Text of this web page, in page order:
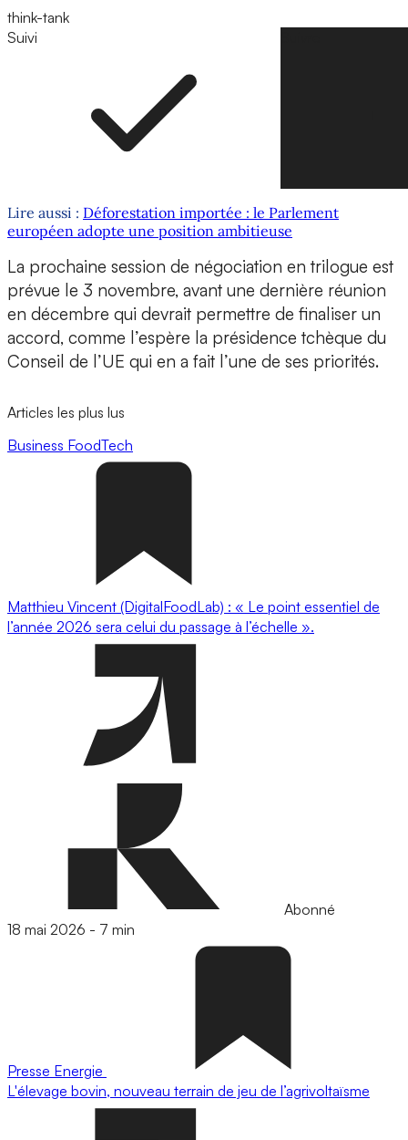
think-tank
Suivi
Lire aussi : Déforestation importée : le Parlement
européen adopte une position ambitieuse
La prochaine session de négociation en trilogue est
prévue le 3 novembre, avant une dernière réunion
en décembre qui devrait permettre de finaliser un
accord, comme l’espère la présidence tchèque du
Conseil de l’UE qui en a fait l’une de ses priorités.
Articles les plus lus
Business FoodTech
Matthieu Vincent (DigitalFoodLab) : « Le point essentiel de
l’année 2026 sera celui du passage à l’échelle ».
Abonné
18 mai 2026 - 7 min
Presse Energie
L'élevage bovin, nouveau terrain de jeu de l’agrivoltaïsme